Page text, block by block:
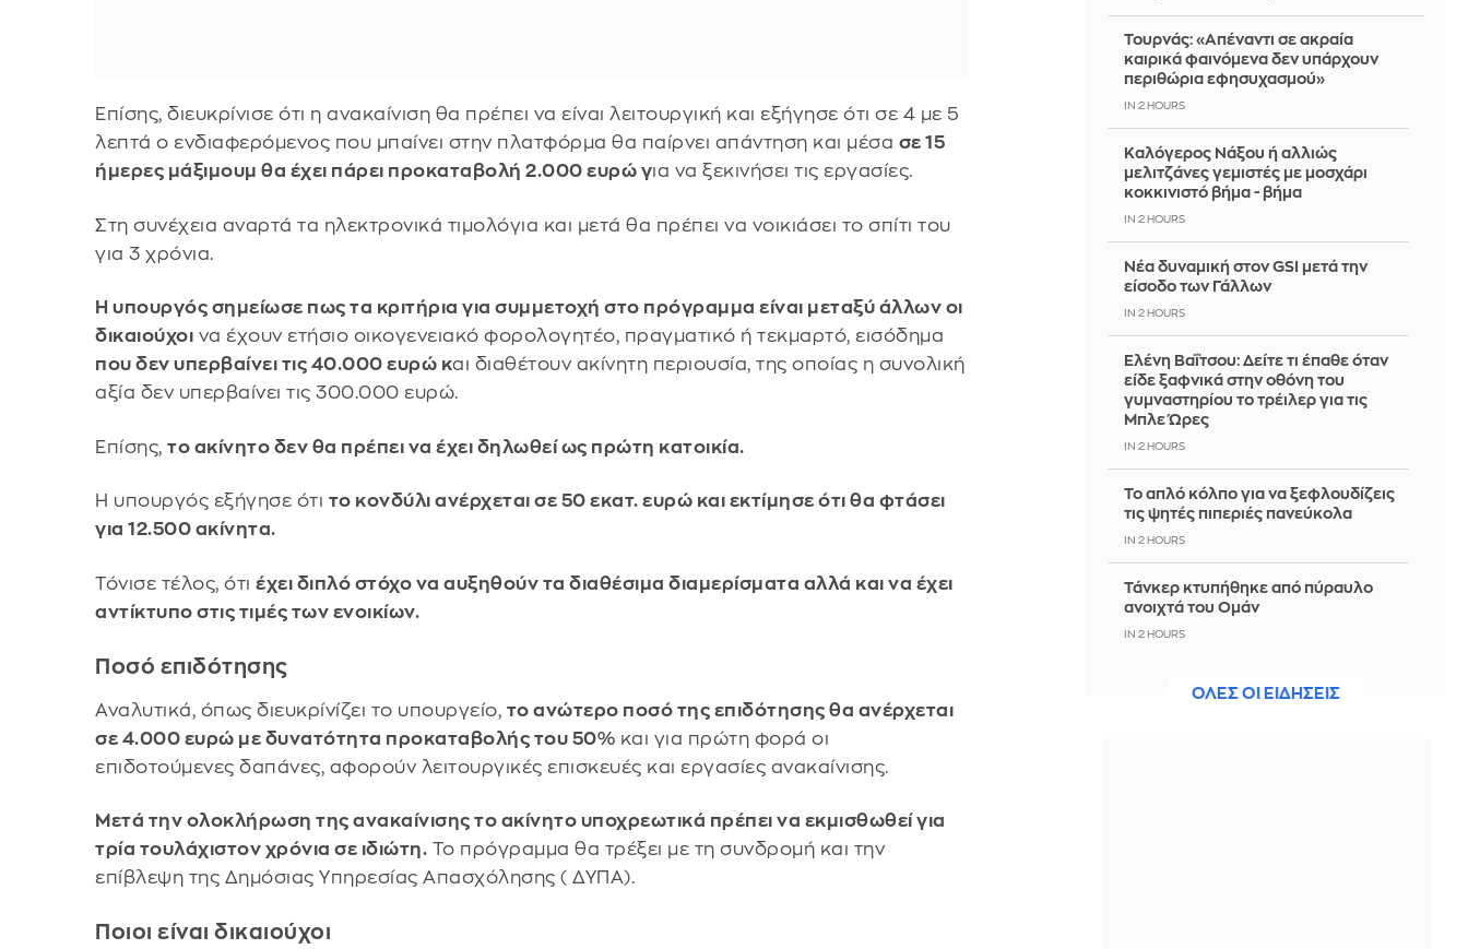
Επίσης, διευκρίνισε ότι η ανακαίνιση θα πρέπει να είναι λειτουργική και εξήγησε ότι σε 4 με 5
λεπτά ο ενδιαφερόμενος που μπαίνει στην πλατφόρμα θα παίρνει απάντηση και μέσα σε 15
ήμερες μάξιμουμ θα έχει πάρει προκαταβολή 2.000 ευρώ για να ξεκινήσει τις εργασίες.
Στη συνέχεια αναρτά τα ηλεκτρονικά τιμολόγια και μετά θα πρέπει να νοικιάσει το σπίτι του
για 3 χρόνια.
Η υπουργός σημείωσε πως τα κριτήρια για συμμετοχή στο πρόγραμμα είναι μεταξύ άλλων οι
δικαιούχοι να έχουν ετήσιο οικογενειακό φορολογητέο, πραγματικό ή τεκμαρτό, εισόδημα
που δεν υπερβαίνει τις 40.000 ευρώ και διαθέτουν ακίνητη περιουσία, της οποίας η συνολική
αξία δεν υπερβαίνει τις 300.000 ευρώ.
Επίσης,το ακίνητο δεν θα πρέπει να έχει δηλωθεί ως πρώτη κατοικία.
Η υπουργός εξήγησε ότι το κονδύλι ανέρχεται σε 50 εκατ. ευρώ και εκτίμησε ότι θα φτάσει
για 12.500 ακίνητα.
Τόνισε τέλος, ότιέχει διπλό στόχο να αυξηθούν τα διαθέσιμα διαμερίσματα αλλά και να έχει
αντίκτυπο στις τιμές των ενοικίων.
Ποσό επιδότησης
Αναλυτικά, όπως διευκρίνίζει το υπουργείο, το ανώτερο ποσό της επιδότησης θα ανέρχεται
σε 4.000 ευρώ με δυνατότητα προκαταβολής του 50% και για πρώτη φορά οι
επιδοτούμενες δαπάνες, αφορούν λειτουργικές επισκευές και εργασίες ανακαίνισης.
Μετά την ολοκλήρωση της ανακαίνισης το ακίνητο υποχρεωτικά πρέπει να εκμισθωθεί για
τρία τουλάχιστον χρόνια σε ιδιώτη. Το πρόγραμμα θα τρέξει με τη συνδρομή και την
επίβλεψη της Δημόσιας Υπηρεσίας Απασχόλησης ( ΔΥΠΑ).
Ποιοι είναι δικαιούχοι
Τουρνάς: «Απέναντι σε ακραία
καιρικά φαινόμενα δεν υπάρχουν
περιθώρια εφησυχασμού»
IN 2 HOURS
Καλόγερος Νάξου ή αλλιώς
μελιτζάνες γεμιστές με μοσχάρι
κοκκινιστό βήμα - βήμα
IN 2 HOURS
Νέα δυναμική στον GSI μετά την
είσοδο των Γάλλων
IN 2 HOURS
Ελένη Βαΐτσου: Δείτε τι έπαθε όταν
είδε ξαφνικά στην οθόνη του
γυμναστηρίου το τρέιλερ για τις
Μπλε Ώρες
IN 2 HOURS
Το απλό κόλπο για να ξεφλουδίζεις
τις ψητές πιπεριές πανεύκολα
IN 2 HOURS
Τάνκερ κτυπήθηκε από πύραυλο
ανοιχτά του Ομάν
IN 2 HOURS
από τη ζωή ο πατέρας του σε ηλικία
ΟΛΕΣ ΟΙ ΕΙΔΗΣΕΙΣ